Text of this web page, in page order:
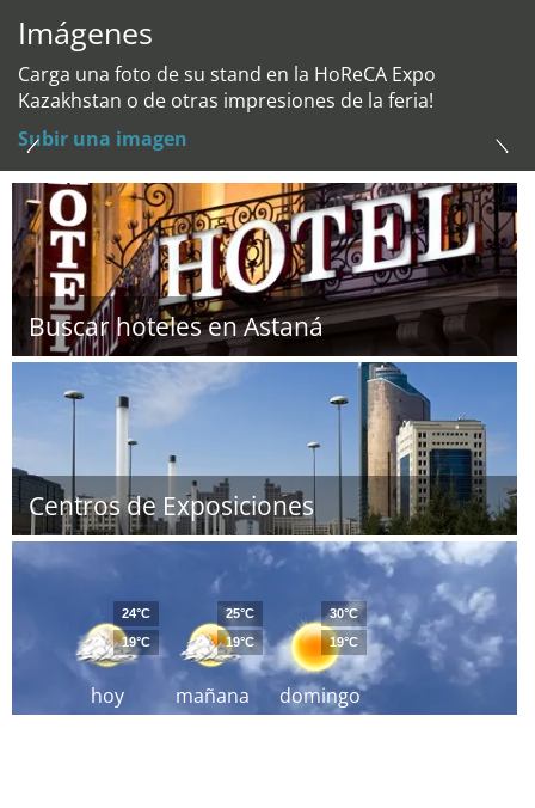
Imágenes
Carga una foto de su stand en la HoReCA Expo
Kazakhstan o de otras impresiones de la feria!
Subir una imagen
Buscar hoteles en Astaná
Centros de Exposiciones
hoy
24°C
19°C
mañana
25°C
19°C
domingo
30°C
19°C